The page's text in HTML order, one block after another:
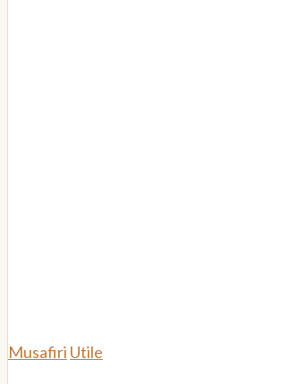
Musafiri Utile